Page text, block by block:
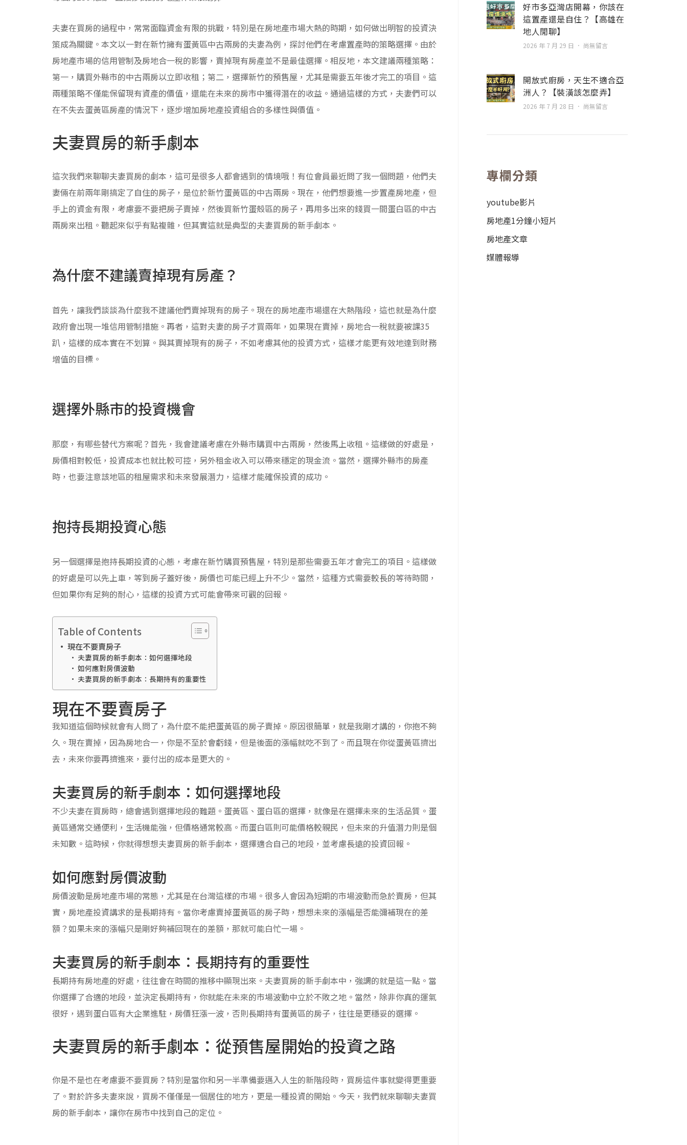
夫妻在買房的過程中，常常面臨資金有限的挑戰，特別是在房地產市場大熱的時期，如何做出明智的投資決
策成為關鍵。本文以一對在新竹擁有蛋黃區中古兩房的夫妻為例，探討他們在考慮置產時的策略選擇。由於
房地產市場的信用管制及房地合一稅的影響，賣掉現有房產並不是最佳選擇。相反地，本文建議兩種策略：
第一，購買外縣市的中古兩房以立即收租；第二，選擇新竹的預售屋，尤其是需要五年後才完工的項目。這
兩種策略不僅能保留現有資產的價值，還能在未來的房市中獲得潛在的收益。通過這樣的方式，夫妻們可以
在不失去蛋黃區房產的情況下，逐步增加房地產投資組合的多樣性與價值。
夫妻買房的新手劇本
這次我們來聊聊夫妻買房的劇本，這可是很多人都會遇到的情境哦！有位會員最近問了我一個問題，他們夫
妻倆在前兩年剛搞定了自住的房子，是位於新竹蛋黃區的中古兩房。現在，他們想要進一步置產房地產，但
手上的資金有限，考慮要不要把房子賣掉，然後買新竹蛋殼區的房子，再用多出來的錢買一間蛋白區的中古
兩房來出租。聽起來似乎有點複雜，但其實這就是典型的夫妻買房的新手劇本。
為什麼不建議賣掉現有房產？
首先，讓我們談談為什麼我不建議他們賣掉現有的房子。現在的房地產市場還在大熱階段，這也就是為什麼
政府會出現一堆信用管制措施。再者，這對夫妻的房子才買兩年，如果現在賣掉，房地合一稅就要被課35
趴，這樣的成本實在不划算。與其賣掉現有的房子，不如考慮其他的投資方式，這樣才能更有效地達到財務
增值的目標。
選擇外縣市的投資機會
那麼，有哪些替代方案呢？首先，我會建議考慮在外縣市購買中古兩房，然後馬上收租。這樣做的好處是，
房價相對較低，投資成本也就比較可控，另外租金收入可以帶來穩定的現金流。當然，選擇外縣市的房產
時，也要注意該地區的租屋需求和未來發展潛力，這樣才能確保投資的成功。
抱持長期投資心態
另一個選擇是抱持長期投資的心態，考慮在新竹購買預售屋，特別是那些需要五年才會完工的項目。這樣做
的好處是可以先上車，等到房子蓋好後，房價也可能已經上升不少。當然，這種方式需要較長的等待時間，
但如果你有足夠的耐心，這樣的投資方式可能會帶來可觀的回報。
Table of Contents
現在不要賣房子
夫妻買房的新手劇本：如何選擇地段
如何應對房價波動
夫妻買房的新手劇本：長期持有的重要性
現在不要賣房子
我知道這個時候就會有人問了，為什麼不能把蛋黃區的房子賣掉。原因很簡單，就是我剛才講的，你抱不夠
久。現在賣掉，因為房地合一，你是不至於會虧錢，但是後面的漲幅就吃不到了。而且現在你從蛋黃區擠出
去，未來你要再擠進來，要付出的成本是更大的。
夫妻買房的新手劇本：如何選擇地段
不少夫妻在買房時，總會遇到選擇地段的難題。蛋黃區、蛋白區的選擇，就像是在選擇未來的生活品質。蛋
黃區通常交通便利，生活機能強，但價格通常較高。而蛋白區則可能價格較親民，但未來的升值潛力則是個
未知數。這時候，你就得想想夫妻買房的新手劇本，選擇適合自己的地段，並考慮長遠的投資回報。
如何應對房價波動
房價波動是房地產市場的常態，尤其是在台灣這樣的市場。很多人會因為短期的市場波動而急於賣房，但其
實，房地產投資講求的是長期持有。當你考慮賣掉蛋黃區的房子時，想想未來的漲幅是否能彌補現在的差
額？如果未來的漲幅只是剛好夠補回現在的差額，那就可能白忙一場。
夫妻買房的新手劇本：長期持有的重要性
長期持有房地產的好處，往往會在時間的推移中顯現出來。夫妻買房的新手劇本中，強調的就是這一點。當
你選擇了合適的地段，並決定長期持有，你就能在未來的市場波動中立於不敗之地。當然，除非你真的運氣
很好，遇到蛋白區有大企業進駐，房價狂漲一波，否則長期持有蛋黃區的房子，往往是更穩妥的選擇。
夫妻買房的新手劇本：從預售屋開始的投資之路
你是不是也在考慮要不要買房？特別是當你和另一半準備要邁入人生的新階段時，買房這件事就變得更重要
了。對於許多夫妻來說，買房不僅僅是一個居住的地方，更是一種投資的開始。今天，我們就來聊聊夫妻買
房的新手劇本，讓你在房市中找到自己的定位。
好市多亞灣店開幕，你該在
這置產還是自住？【高雄在
地人閒聊】
2026 年 7 月 29 日 尚無留言
開放式廚房，天生不適合亞
洲人？【裝潢該怎麼弄】
2026 年 7 月 28 日 尚無留言
專欄分類
youtube影片
房地產1分鐘小短片
房地產文章
媒體報導